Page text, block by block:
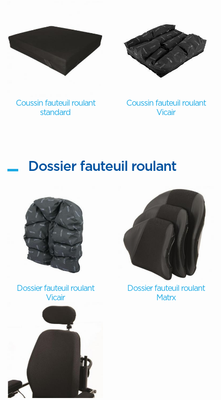
Coussin fauteuil roulant
standard
Coussin fauteuil roulant
Vicair
Dossier fauteuil roulant
Dossier fauteuil roulant
Vicair
Dossier fauteuil roulant
Matrx